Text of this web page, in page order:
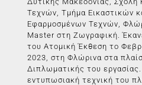
Τεχνών, Τμήμα Εικαστικών
Εφαρμοσμένων Τεχνών,
Master στη Ζωγραφική.
του Ατομική Έκθεση το
2023, στη Φλώρινα στα
Διπλωματικής του
εντυπωσιακή τεχνική του